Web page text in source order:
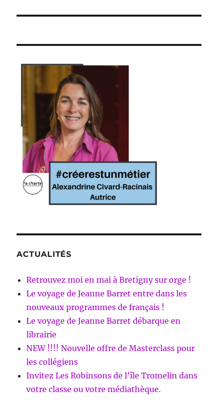
ACTUALITÉS
Retrouvez moi en mai à Bretigny sur orge !
Le voyage de Jeanne Barret entre dans les
nouveaux programmes de français !
Le voyage de Jeanne Barret débarque en
librairie
NEW !!!! Nouvelle offre de Masterclass pour
les collégiens
Invitez Les Robinsons de l’île Tromelin dans
votre classe ou votre médiathèque.